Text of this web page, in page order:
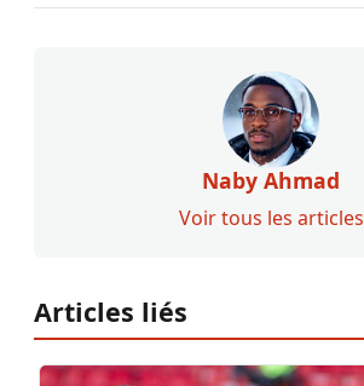
Naby Ahmad
Voir tous les articles
Articles liés